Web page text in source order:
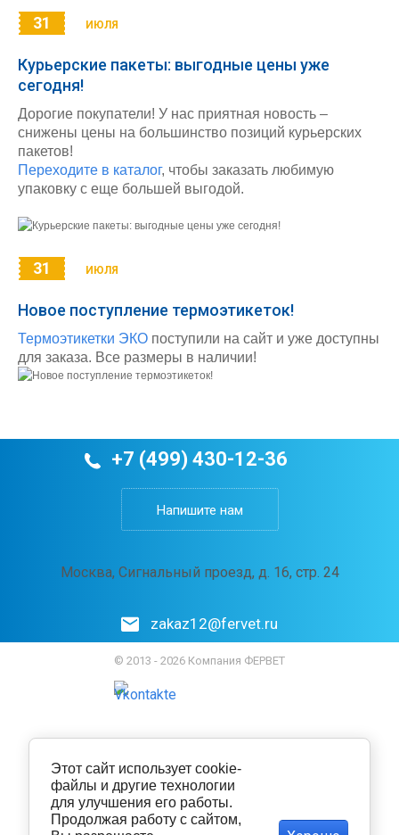
31 ИЮЛЯ
Курьерские пакеты: выгодные цены уже
сегодня!
Дорогие покупатели! У нас приятная новость –
снижены цены на большинство позиций курьерских
пакетов!
Переходите в каталог, чтобы заказать любимую
упаковку с еще большей выгодой.
31 ИЮЛЯ
Новое поступление термоэтикеток!
Термоэтикетки ЭКО поступили на сайт и уже доступны
для заказа. Все размеры в наличии!
+7 (499) 430-12-36
Напишите нам
Москва, Сигнальный проезд, д. 16, стр. 24
zakaz12@fervet.ru
© 2013 - 2026 Компания ФЕРВЕТ
Этот сайт использует cookie-
файлы и другие технологии
для улучшения его работы.
Продолжая работу с сайтом,